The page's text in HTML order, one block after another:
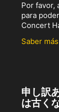
Por favor,
para
Concert
Saber más
申し訳
は古く